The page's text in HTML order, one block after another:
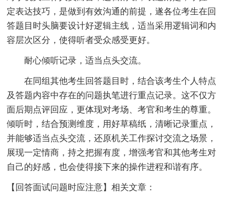
定表达技巧，是做到有效沟通的前提，遂各位考生在回
答题目时头脑要设计好逻辑主线，适当采用逻辑词和内
容层次区分，使得听者受众感受更好。
耐心倾听记录，适当点头交流。
在同组其他考生回答题目时，结合该考生个人特点
及答题内容中存在的问题执笔进行重点记录。这不仅方
面后期点评回应，更体现对考场、考官和考生的尊重。
倾听时，结合预测维度，用好草稿纸，清晰记录重点，
并能够适当点头交流，还原机关工作探讨交流之场景，
展现一定情商，持之把握有度，增强考官和其他考生对
自己的好感，也会使得接下来的操作进程和谐有序。
【回答面试问题时应注意】相关文章：